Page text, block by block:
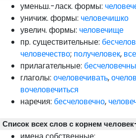
уменьш.-ласк. формы:
уничиж. формы: человечишко
увелич. формы: человечище
пр.существительные:
человечество; получеловек,
прилагательные:
глаголы: очеловечивать,
вочеловечиться
наречия: бесчеловечно,
Список всех слов с корнем